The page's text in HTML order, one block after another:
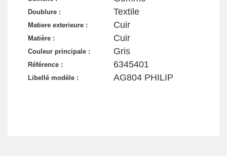
Doublure : Textile
Matiere exterieure : Cuir
Matière : Cuir
Couleur principale : Gris
Référence : 6345401
Libellé modèle : AG804 PHILIP